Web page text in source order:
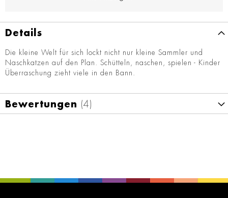
Details
Die kleine Welt für sich lockt nicht nur kleine Sammler und
Naschkatzen auf den Plan. Schütteln, naschen, spielen - Kinder
Überraschung zieht viele in den Bann.
Bewertungen 4